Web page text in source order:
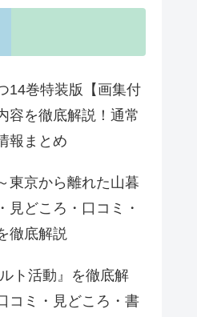
14巻特装版【画集付
容を徹底解説！通常
報まとめ
東京から離れた山暮
見どころ・口コミ・
徹底解説
ト活動』を徹底解
コミ・見どころ・書